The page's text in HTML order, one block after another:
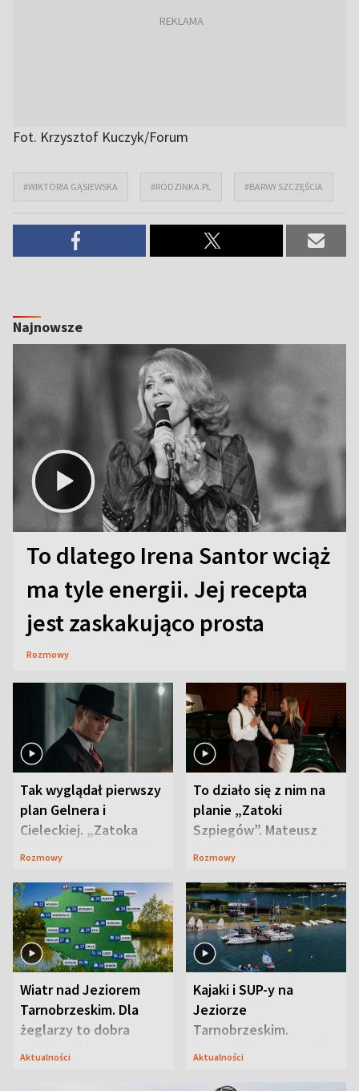
Fot. Krzysztof Kuczyk/Forum
#WIKTORIA GĄSIEWSKA #RODZINKA.PL #BARWY SZCZĘŚCIA
Najnowsze
To dlatego Irena Santor wciąż
ma tyle energii. Jej recepta
jest zaskakująco prosta
Rozmowy
Tak wyglądał pierwszy
plan Gelnera i
Cieleckiej. „Zatoka
szpiegów” od razu ich
Rozmowy
To działo się z nim na
planie „Zatoki
Szpiegów”. Mateusz
Janicki odsłonił
Rozmowy
Wiatr nad Jeziorem
Tarnobrzeskim. Dla
żeglarzy to dobra
wiadomość
Aktualności
Kajaki i SUP-y na
Jeziorze
Tarnobrzeskim.
Przyrodnicy zwracają
Aktualności